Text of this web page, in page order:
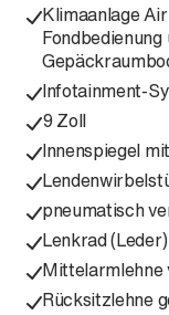
Klimaanlage
Infotainment-
9 Zoll
Innenspiegel
pneumatisch
Lenkrad
Mittelarmlehne
Rücksitzlehne